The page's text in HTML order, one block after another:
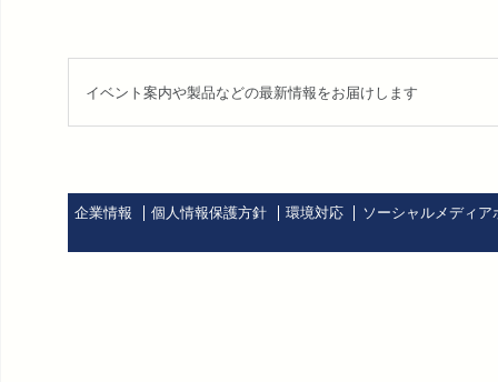
イベント案内や製品などの最新情報をお届けします
企業情報 個人情報保護方針 環境対応 ソーシャルメディア